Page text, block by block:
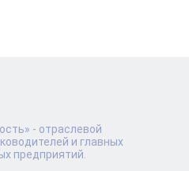
- отраслевой
и главных
предприятий.